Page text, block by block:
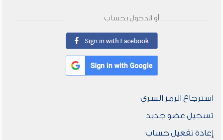
أو الدخول بحساب
استرجاع الرمز السري
تسجيل عضو جديد
إعادة تفعيل حساب